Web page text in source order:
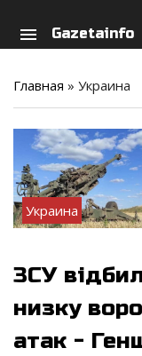
menu Gazetainfo
Главная » Украина
Украина
ЗСУ
низку
атак -